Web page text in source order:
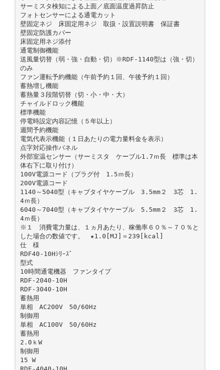
サーミスタ検知による上面／底面温度過昇防止
フォトセンサーによる通電カット
壁固定ネジ 床固定用ネジ 取扱・設置説明書 保証書
壁固定防護カバー
床固定用ネジ添付
通電制御機能
送風量切替（弱・強・自動・切）※RDF-1140型は（強・切）
のみ
ファン運転予約機能（午前予約１回、午後予約１回）
蓄熱増し機能
蓄熱量３段階切替（切・小・中・大）
チャイルドロック機能
標準機能
停電時設定内容記憶（５年以上）
週間予約機能
電気代表示機能（１日あたりの電力量料金を表示）
点字対応操作パネル
外部室温センサー（サーミスタ ケーブル1.7ｍ長 標準は本
体右下に取り付け）
100V電源コード（プラグ付 1.5ｍ長）
200V電源コード
1140～5040型（キャブタイヤケーブル 3.5mm２ 3芯 1.
4ｍ長）
6040～7040型（キャブタイヤケーブル 5.5mm２ 3芯 1.
4ｍ長）
※１ 消費電力量は、１ヵ月あたり、稼働率６０％～７０％と
した場合の数値です。 ★1.0[MJ]＝239[kcal]
仕 様
RDF40-10Hｼﾘｰｽﾞ
型式
10時間通電機器 ファンタイプ
RDF-2040-10H
RDF-3040-10H
蓄熱用
単相 AC200V 50/60Hz
制御用
単相 AC100V 50/60Hz
蓄熱用
2.0ｋW
制御用
15 W
RDF-4040-10H